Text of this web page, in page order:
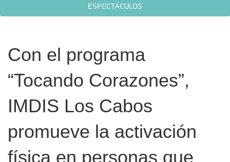
ESPECTÁCULOS
Con el programa
“Tocando Corazones”,
IMDIS Los Cabos
promueve la activación
física en personas que